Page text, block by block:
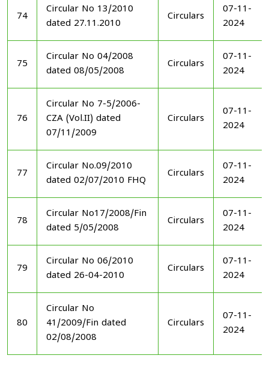
74
Circular No 13/2010
dated 27.11.2010
Circulars
07-11-
2024
75
Circular No 04/2008
dated 08/05/2008
Circulars
07-11-
2024
76
Circular No 7-5/2006-
CZA (Vol.II) dated
07/11/2009
Circulars
07-11-
2024
77
Circular No.09/2010
dated 02/07/2010 FHQ
Circulars
07-11-
2024
78
Circular No17/2008/Fin
dated 5/05/2008
Circulars
07-11-
2024
79
Circular No 06/2010
dated 26-04-2010
Circulars
07-11-
2024
80
Circular No
41/2009/Fin dated
02/08/2008
Circulars
07-11-
2024